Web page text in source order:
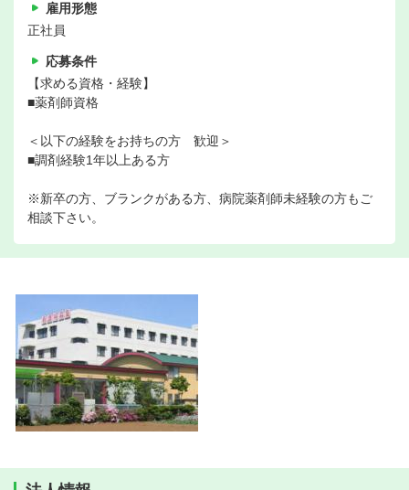
雇用形態
正社員
応募条件
【求める資格・経験】
■薬剤師資格
＜以下の経験をお持ちの方 歓迎＞
■調剤経験1年以上ある方
※新卒の方、ブランクがある方、病院薬剤師未経験の方もご
相談下さい。